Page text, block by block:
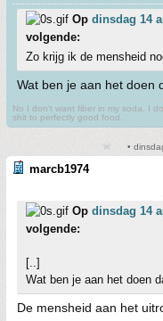
Op dinsdag 14
volgende:
Zo krijg ik de mensheid
Wat ben je aan het doen
No I don't want fiber in my soda. I
shit to perfectly good food.
•
marcb1974
Op dinsdag 14
volgende:
[..]
Wat ben je aan het doen
De mensheid aan het